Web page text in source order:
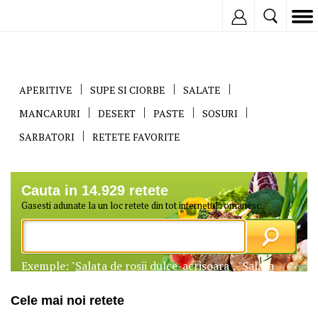
APERITIVE SUPE SI CIORBE
SALATE
MANCARURI
DESERT PASTE
SOSURI
SARBATORI
RETETE FAVORITE
Cauta in 14.929 retete
Gasesti adunate la un loc retete din tot internetul romanesc.
Exemple: "Salata de rosii dulce-acrisoara", "Salata
Cele mai noi retete